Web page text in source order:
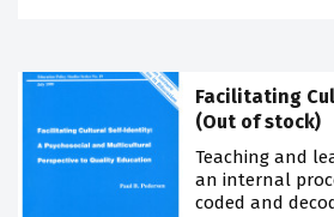
Facilitating
(Out of stock)
Teaching and
an internal
coded and